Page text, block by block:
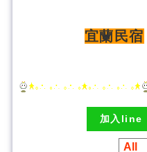
宜蘭民宿
加入line